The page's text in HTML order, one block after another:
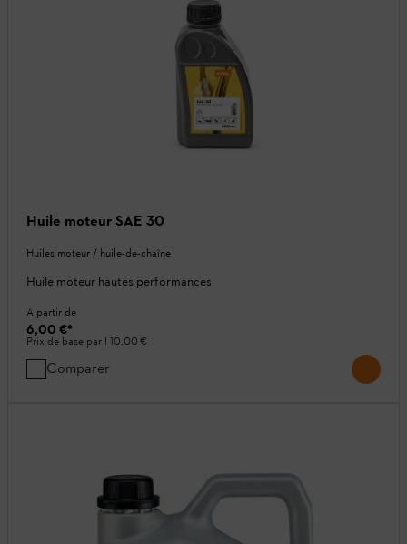
Huile moteur SAE 30
Huiles moteur / huile-de-chaîne
Huile moteur hautes performances
A partir de
6,00 €*
Prix de base par l 10,00 €
Comparer